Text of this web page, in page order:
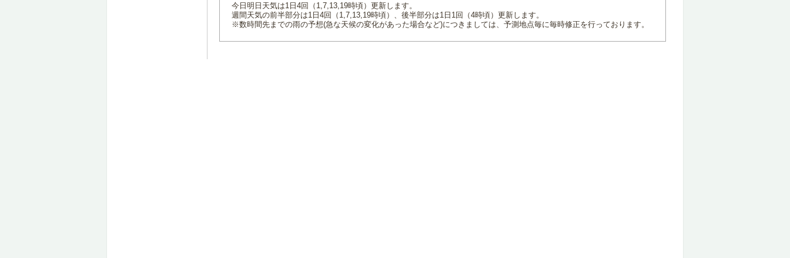
今日明日天気は1日4回（1,7,13,19時頃）更新します。
週間天気の前半部分は1日4回（1,7,13,19時頃）、後半部分は1日1回（4時頃）更新します。
※数時間先までの雨の予想(急な天候の変化があった場合など)につきましては、予測地点毎に毎時修正を行っております。